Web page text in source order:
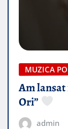
MUZICA
Am lansat
Ori”
admin